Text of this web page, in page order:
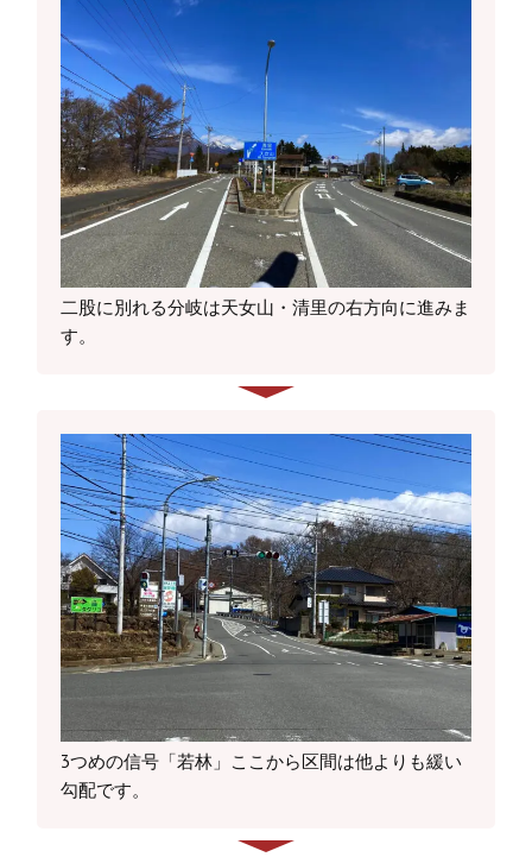
二股に別れる分岐は天女山・清里の右方向に進みま
す。
3つめの信号「若林」ここから区間は他よりも緩い
勾配です。